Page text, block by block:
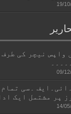
19/
واپس نیچر کی طرف
09/
۔سی
پر مشتمل ایک
14/